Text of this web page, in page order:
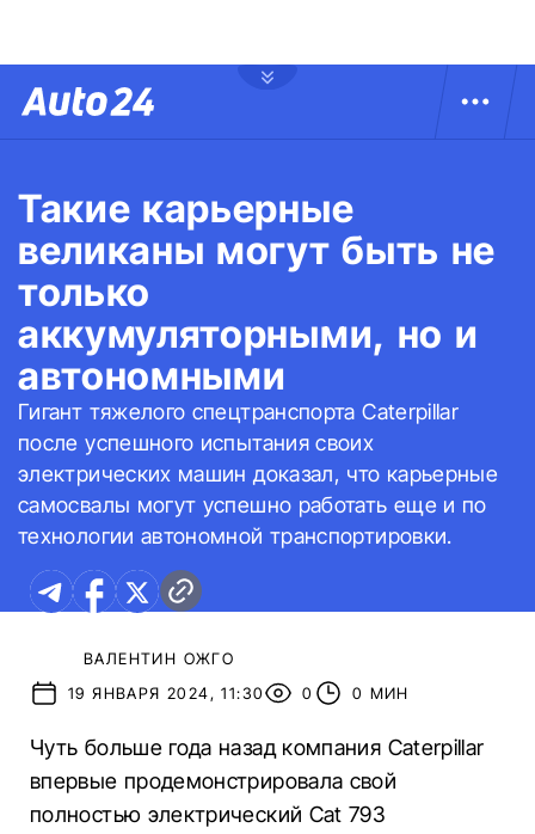
Такие карьерные
великаны могут быть не
только
аккумуляторными, но и
автономными
Гигант тяжелого спецтранспорта Caterpillar
после успешного испытания своих
электрических машин доказал, что карьерные
самосвалы могут успешно работать еще и по
технологии автономной транспортировки.
ВАЛЕНТИН ОЖГО
19 ЯНВАРЯ 2024, 11:30
0 0 МИН
Чуть больше года назад компания Caterpillar
впервые продемонстрировала свой
полностью электрический Cat 793